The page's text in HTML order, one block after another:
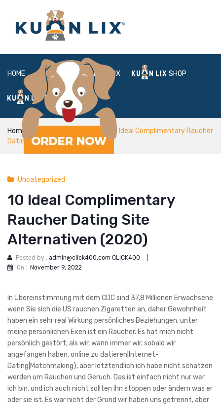
HOME ABOUT BOX SHOP
FAQ LOGIN
Home
10 Ideal Complimentary Raucher
Dating Site Alternativen (2020)
Uncategorized
10 Ideal Complimentary
Raucher Dating Site
Alternativen (2020)
Posted by : admin@click400.com CLICK400
On : November 9, 2022
In Übereinstimmung mit dem CDC sind 37,8 Millionen Erwachsene
wenn Sie sich die US rauchen Zigaretten an, daher Gewohnheit
haben ein sehr real Wirkung persönliches Beziehungen. unter
meine persönlichen Exen ist ein Raucher. Es hat mich nicht
persönlich gestört, als wir, wann immer wir, sobald wir
angefangen haben, online zu datieren|Internet-
Dating|Matchmaking}, aber letztendlich ich habe nicht schätzen
werden um Rauchen und Geruch. Das ist einfach nicht nur wer
ich bin, und ich auch nicht sollten ihn stoppen oder ändern was er
oder sie ist. Es war nicht der Grund wir haben uns getrennt, aber